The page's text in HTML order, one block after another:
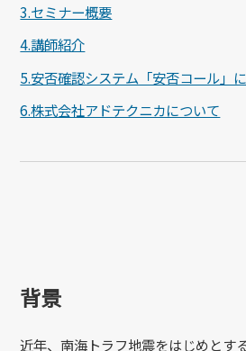
3.セミナー概要
4.講師紹介
5.安否確認システム「安否コール」
6.株式会社アドテクニカについて
背景
近年、南海トラフ地震をはじめとす